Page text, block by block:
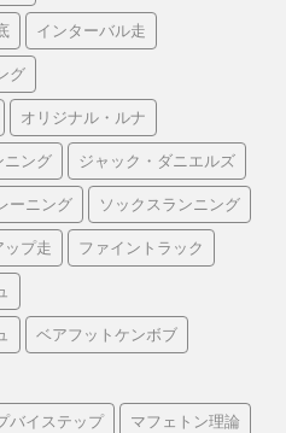
インターバル走
グ
オリジナル・ルナ
ニング ジャック・ダニエルズ
ーニング ソックスランニング
ップ走 ファイントラック
ベアフットケンボブ
バイステップ マフェトン理論